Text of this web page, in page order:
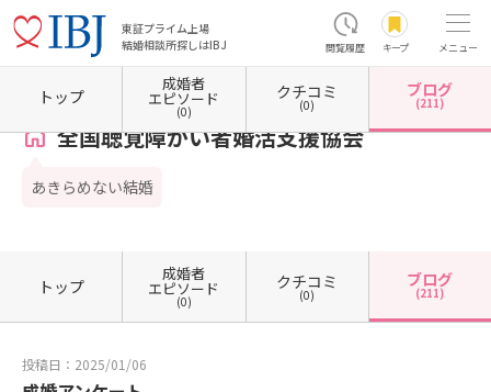
東証プライム上場
結婚相談所探しはIBJ
閲覧履歴 キープ メニュー
ホーム 神奈川県の結婚相談所 神奈川県藤沢市 全国聴覚障がい者婚活支援協会
全国聴覚障がい者婚活支援協会
あきらめない結婚
トップ
成婚者
エピソード
(0)
クチコミ
(0)
ブログ
(211)
トップ
成婚者
エピソード
(0)
クチコミ
(0)
ブログ
(211)
投稿日：2025/01/06